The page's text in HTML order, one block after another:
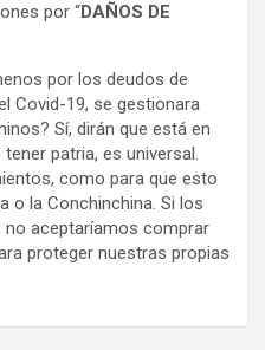
por “DAÑOS DE
por los deudos de
Covid-19, se gestionara
Sí, dirán que está en
patria, es universal.
como para que esto
o la Conchinchina. Si los
aceptaríamos comprar
proteger nuestras propias